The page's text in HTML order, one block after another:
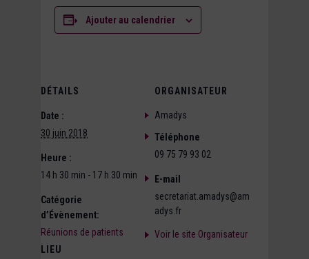
Ajouter au calendrier
DÉTAILS
Date :
30 juin 2018
Heure :
14 h 30 min - 17 h 30 min
Catégorie
d’Évènement:
Réunions de patients
LIEU
ORGANISATEUR
Amadys
Téléphone
09 75 79 93 02
E-mail
secretariat.amadys@am
adys.fr
Voir le site Organisateur